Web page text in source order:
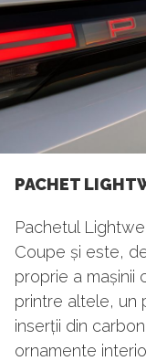
PACHET
Pachetul
Coupe și este,
proprie a mașinii
printre altele, un
inserții din
ornamente